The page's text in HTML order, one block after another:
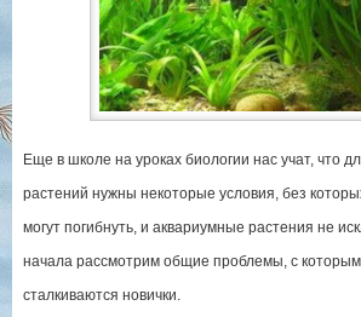
Еще в школе на уроках биологии нас учат, что
растений нужны некоторые условия, без
могут погибнуть, и аквариумные растения не
начала рассмотрим общие проблемы, с
сталкиваются новички.